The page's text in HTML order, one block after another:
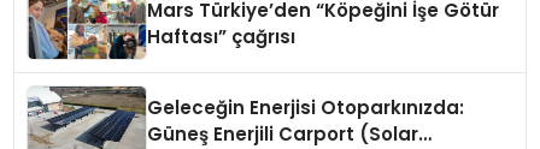
Mars Türkiye’den “Köpeğini İşe Götür
Haftası” çağrısı
Geleceğin Enerjisi Otoparkınızda:
Güneş Enerjili Carport (Solar